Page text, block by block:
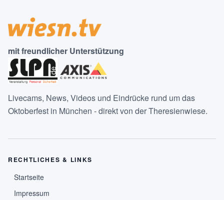
mit freundlicher Unterstützung
Livecams, News, Videos und Eindrücke rund um das
Oktoberfest in München - direkt von der Theresienwiese.
RECHTLICHES & LINKS
Startseite
Impressum